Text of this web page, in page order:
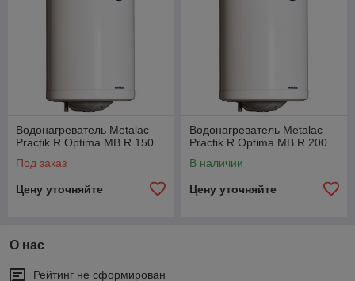
Водонагреватель Metalac
Practik R Optima MB R 150
Под заказ
Цену уточняйте
Водонагреватель Metalac
Practik R Optima MB R 200
В наличии
Цену уточняйте
О нас
Рейтинг не сформирован